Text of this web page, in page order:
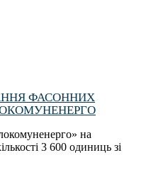
ФАСОННИХ
на
3 600 одиниць зі